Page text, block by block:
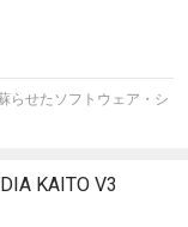
らせたソフトウェア・シ
KAITO V3